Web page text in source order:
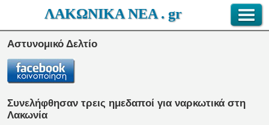
ΛΑΚΩΝΙΚΑ ΝΕΑ . gr
Αστυνομικό Δελτίο
Συνελήφθησαν τρεις ημεδαποί για ναρκωτικά στη
Λακωνία